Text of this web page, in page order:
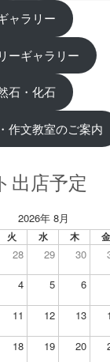
ャラリー
ーギャラリー
石・化石
作文教室のご案内
出店予定
2026年 8月
火 水 木 金
28 29 30
4 5 6
11 12 13
18 19 20